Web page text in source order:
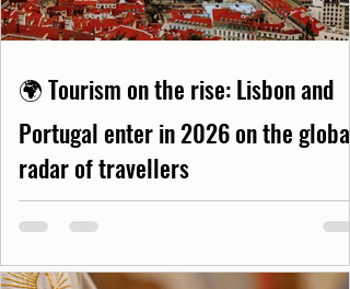
🌍 Tourism on the rise: Lisbon and
Portugal enter in 2026 on the global
radar of travellers